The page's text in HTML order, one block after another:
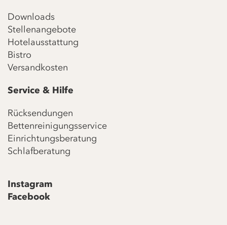
Downloads
Stellenangebote
Hotelausstattung
Bistro
Versandkosten
Service & Hilfe
Rücksendungen
Bettenreinigungsservice
Einrichtungsberatung
Schlafberatung
Instagram
Facebook